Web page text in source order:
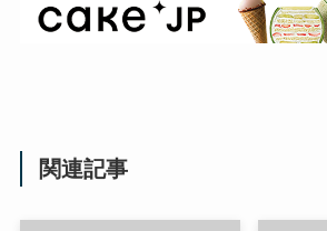
関連記事